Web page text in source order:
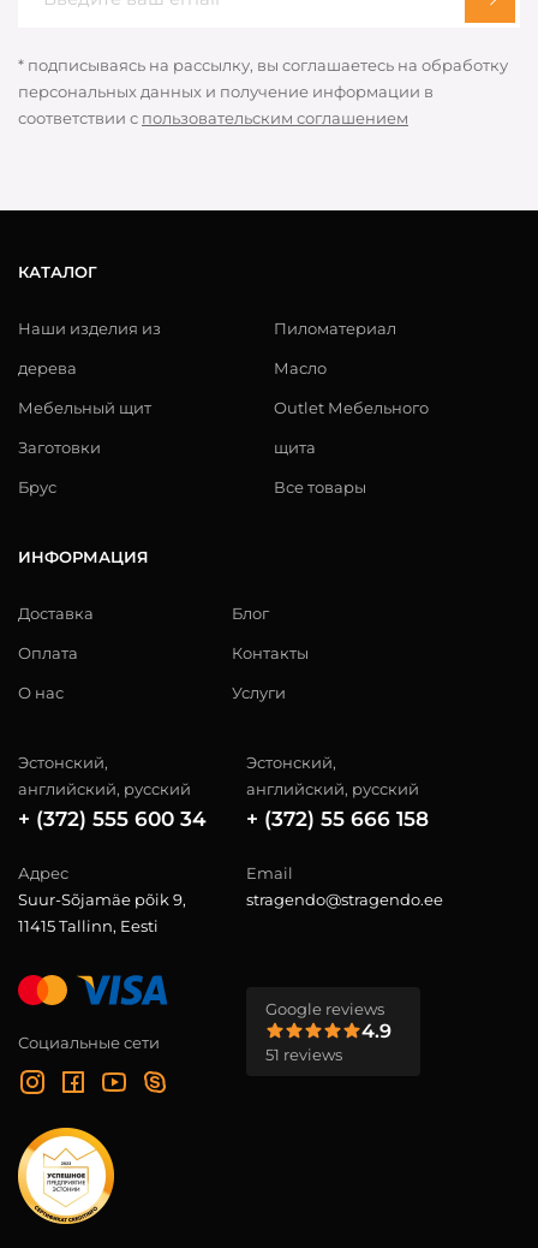
* подписываясь на рассылку, вы соглашаетесь на обработку
персональных данных и получение информации в
соответствии с пользовательским соглашением
КАТАЛОГ
Наши изделия из
дерева
Мебельный щит
Заготовки
Брус
Пиломатериал
Масло
Outlet Мебельного
щита
Все товары
ИНФОРМАЦИЯ
Доставка
Оплата
О нас
Блог
Контакты
Услуги
Эстонский,
английский, русский
+ (372) 555 600 34
Эстонский,
английский, русский
+ (372) 55 666 158
Адрес
Suur-Sõjamäe põik 9,
11415 Tallinn, Eesti
Email
stragendo@stragendo.ee
Социальные сети
Google reviews
4.9
51 reviews